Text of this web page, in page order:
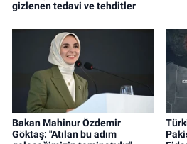
gizlenen tedavi ve tehditler
Bakan Mahinur Özdemir
Göktaş: "Atılan bu adım